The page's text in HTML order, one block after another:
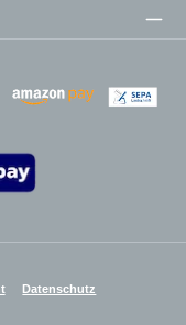
Zahlungsanbieter
Datenschutz